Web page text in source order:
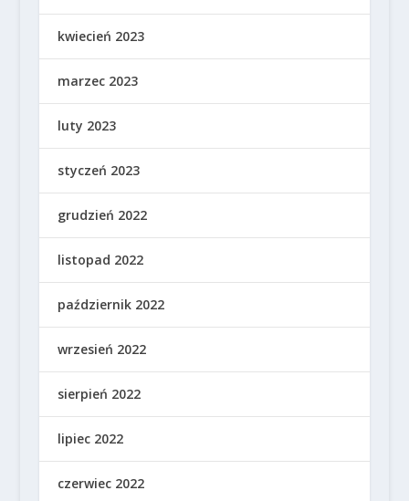
kwiecień 2023
marzec 2023
luty 2023
styczeń 2023
grudzień 2022
listopad 2022
październik 2022
wrzesień 2022
sierpień 2022
lipiec 2022
czerwiec 2022